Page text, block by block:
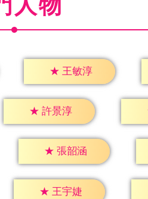
人物
★ 王敏淳
★ 許景淳
★ 張韶涵
★ 王宇婕